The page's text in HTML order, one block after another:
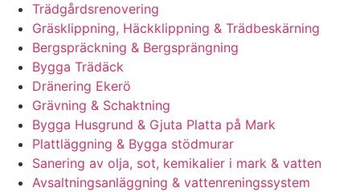
Trädgårdsrenovering
Gräsklippning, Häckklippning & Trädbeskärning
Bergspräckning & Bergsprängning
Bygga Trädäck
Dränering Ekerö
Grävning & Schaktning
Bygga Husgrund & Gjuta Platta på Mark
Plattläggning & Bygga stödmurar
Sanering av olja, sot, kemikalier i mark & vatten
Avsaltningsanläggning & vattenreningssystem